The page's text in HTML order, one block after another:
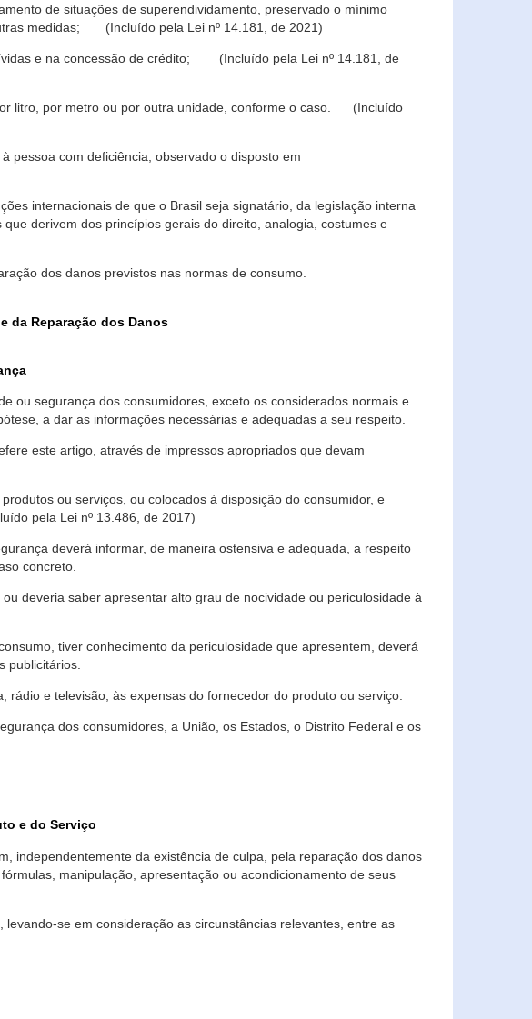
de situações de superendividamento, preservado o mínimo
medidas; (Incluído pela Lei nº 14.181, de 2021)
e na concessão de crédito; (Incluído pela Lei nº 14.181, de
litro, por metro ou por outra unidade, conforme o caso. (Incluído
pessoa com deficiência, observado o disposto em
internacionais de que o Brasil seja signatário, da legislação interna
derivem dos princípios gerais do direito, analogia, costumes e
dos danos previstos nas normas de consumo.
da Reparação dos Danos
ou segurança dos consumidores, exceto os considerados normais e
a dar as informações necessárias e adequadas a seu respeito.
este artigo, através de impressos apropriados que devam
ou serviços, ou colocados à disposição do consumidor, e
pela Lei nº 13.486, de 2017)
deverá informar, de maneira ostensiva e adequada, a respeito
concreto.
deveria saber apresentar alto grau de nocividade ou periculosidade à
tiver conhecimento da periculosidade que apresentem, deverá
publicitários.
e televisão, às expensas do fornecedor do produto ou serviço.
dos consumidores, a União, os Estados, o Distrito Federal e os
e do Serviço
independentemente da existência de culpa, pela reparação dos danos
manipulação, apresentação ou acondicionamento de seus
se em consideração as circunstâncias relevantes, entre as